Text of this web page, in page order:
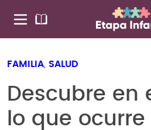
FAMILIA SALUD
Descubre en
lo que ocurre